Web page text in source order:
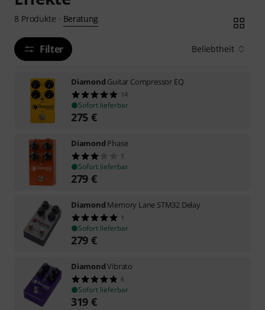
8 Produkte · Beratung
Filter Beliebtheit
Diamond Guitar Compressor EQ
14
Sofort lieferbar
275 €
Diamond Phase
1
Sofort lieferbar
279 €
Diamond Memory Lane STM32 Delay
1
Sofort lieferbar
279 €
DiamondVibrato
6
Sofort lieferbar
319 €